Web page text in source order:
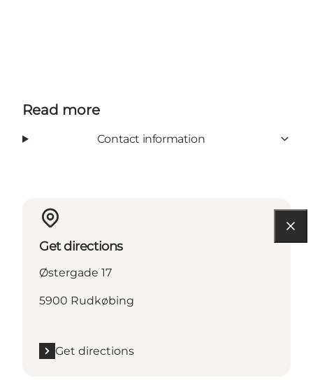
Read more
Contact information
Get directions
Østergade 17
5900 Rudkøbing
Get directions